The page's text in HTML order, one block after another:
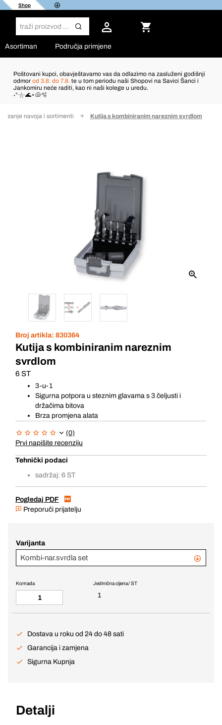
Shop
Asortiman Područja primjene
Poštovani kupci, obavještavamo vas da odlazimo na zasluženi godišnji
odmor od 3.8. do 7.8. te u tom periodu naši Shopovi na Savici Šanci i
Jankomiru neće raditi, kao ni naši kolege u uredu.
˖°𓇼🌊⋆🐚🫧
navoja i sortimenti Kutija s kombiniranim nareznim svrdlom
Broj artikla: 830364
Kutija s kombiniranim nareznim
svrdlom
6 ST
3-u-1
Sigurna potpora u steznim glavama s 3 čeljusti i
držačima bitova
Brza promjena alata
(0)
Prvi napišite recenziju
Tehnički podaci
sadržaj: 6 ST
Pogledaj PDF
Preporuči prijatelju
Varijanta
Kombi-nar.svrdla set
Jedinična cijena / ST
1
Komada
Dostava u roku od 24 do 48 sati
Garancija i zamjena
Sigurna Kupnja
Detalji